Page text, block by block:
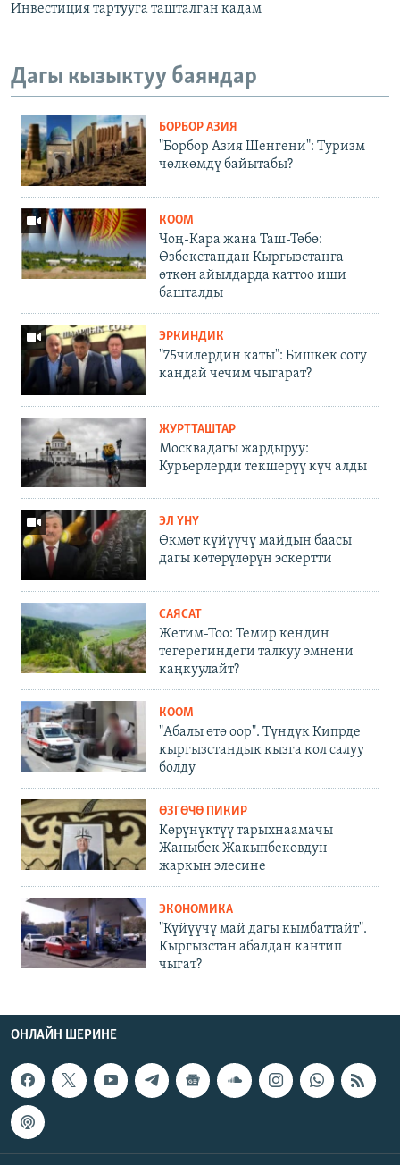
Инвестиция тартууга ташталган кадам
Дагы кызыктуу баяндар
БОРБОР АЗИЯ
"Борбор Азия Шенгени": Туризм
чөлкөмдү байытабы?
КООМ
Чоң-Кара жана Таш-Төбө:
Өзбекстандан Кыргызстанга
өткөн айылдарда каттоо иши
башталды
ЭРКИНДИК
"75чилердин каты": Бишкек соту
кандай чечим чыгарат?
ЖУРТТАШТАР
Москвадагы жардыруу:
Курьерлерди текшерүү күч алды
ЭЛ ҮНҮ
Өкмөт күйүүчү майдын баасы
дагы көтөрүлөрүн эскертти
САЯСАТ
Жетим-Тоо: Темир кендин
тегерегиндеги талкуу эмнени
каңкуулайт?
КООМ
"Абалы өтө оор". Түндүк Кипрде
кыргызстандык кызга кол салуу
болду
ӨЗГӨЧӨ ПИКИР
Көрүнүктүү тарыхнаамачы
Жаныбек Жакыпбековдун
жаркын элесине
ЭКОНОМИКА
"Күйүүчү май дагы кымбаттайт".
Кыргызстан абалдан кантип
чыгат?
ОНЛАЙН ШЕРИНЕ